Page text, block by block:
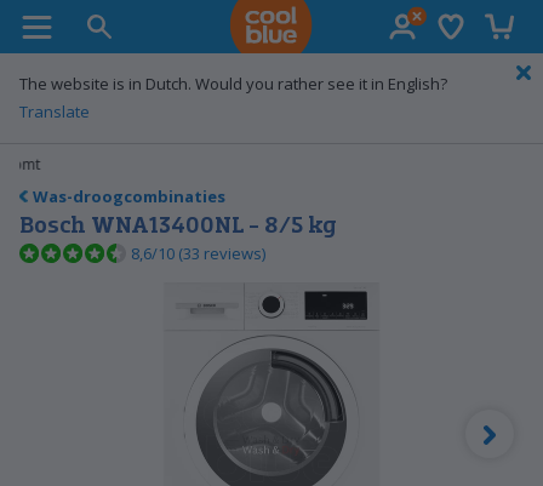
The website is in Dutch. Would you rather see it in English?
Translate
Was-droogcombinaties
Bosch WNA13400NL - 8/5 kg
8,6/10 (33 reviews)